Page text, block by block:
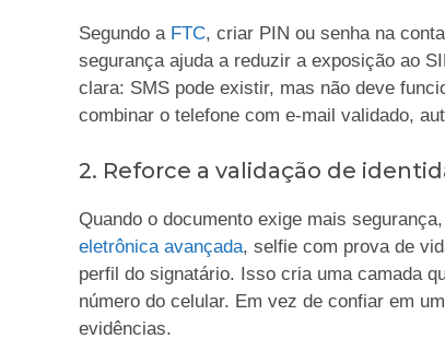
Segundo a FTC, criar PIN ou senha na
segurança ajuda a reduzir a exposição ao
clara: SMS pode existir, mas não deve
combinar o telefone com e-mail validado,
2. Reforce a validação de
Quando o documento exige mais
eletrônica avançada, selfie com prova de
perfil do signatário. Isso cria uma camada
número do celular. Em vez de confiar em
evidências.